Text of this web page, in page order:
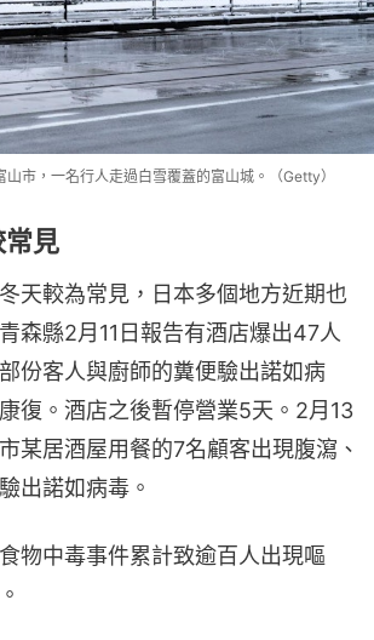
市，一名行人走過白雪覆蓋的富山城。（Getty）
見
天較為常見，日本多個地方近期也
森縣2月11日報告有酒店爆出47人
份客人與廚師的糞便驗出諾如病
復。酒店之後暫停營業5天。2月13
某居酒屋用餐的7名顧客出現腹瀉、
出諾如病毒。
物中毒事件累計致逾百人出現嘔